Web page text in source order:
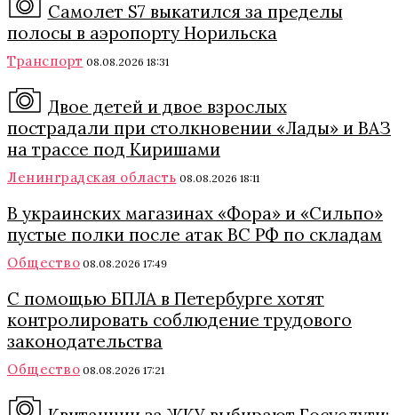
Самолет S7 выкатился за пределы
полосы в аэропорту Норильска
Транспорт 08.08.2026 18:31
Двое детей и двое взрослых
пострадали при столкновении «Лады» и ВАЗ
на трассе под Киришами
Ленинградская область 08.08.2026 18:11
В украинских магазинах «Фора» и «Сильпо»
пустые полки после атак ВС РФ по складам
Общество 08.08.2026 17:49
С помощью БПЛА в Петербурге хотят
контролировать соблюдение трудового
законодательства
Общество 08.08.2026 17:21